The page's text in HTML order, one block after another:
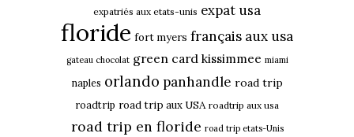
expatriés aux etats-unis expat usa
floride fort myers français aux usa
gateau chocolat green card kissimmee miami
naples orlando panhandle road trip
roadtrip road trip aux USA roadtrip aux usa
road trip en floride road trip etats-Unis